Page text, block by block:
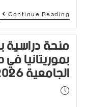
Continue Reading
منحة
بموريتانيا
الجامعية 2026-2027